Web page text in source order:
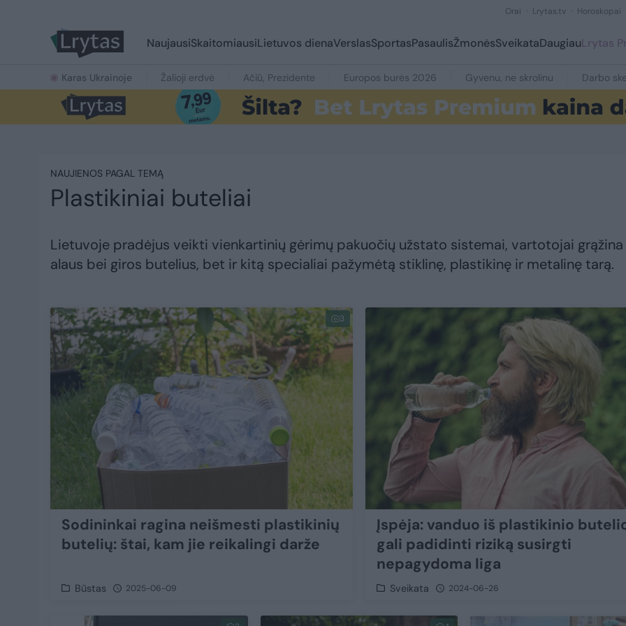
Orai Lrytas.tv Horoskopai
NaujausiSkaitomiausiLietuvos dienaVerslasSportasPasaulisŽmonėsSveikataDaugiauLrytas
Karas Ukrainoje Žalioji erdvė Ačiū, Prezidente Europos burės 2026 Gyvenu, ne skrolinu Darbo
NAUJIENOS PAGAL TEMĄ
Plastikiniai buteliai
Lietuvoje pradėjus veikti vienkartinių gėrimų pakuočių užstato sistemai, vartotojai
alaus bei giros butelius, bet ir kitą specialiai pažymėtą stiklinę, plastikinę ir metalinę tarą.
3
Sodininkai ragina neišmesti plastikinių
butelių: štai, kam jie reikalingi darže
Būstas 2025-06-09
Įspėja: vanduo iš plastikinio
gali padidinti riziką susirgti
nepagydoma liga
Sveikata 2024-06-26